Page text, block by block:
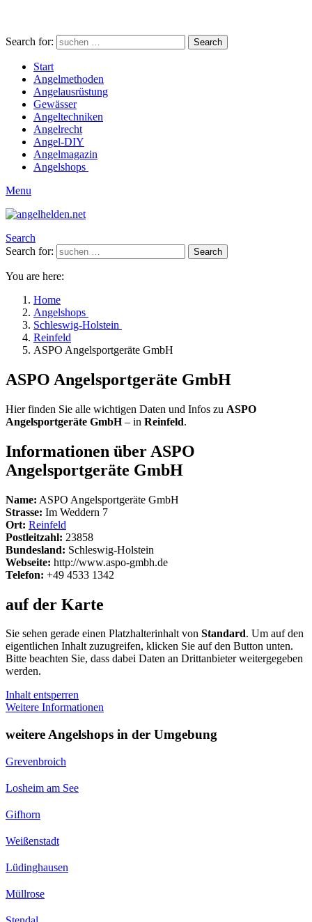
Search for: Search
Start
Angelmethoden
Angelausrüstung
Gewässer
Angeltechniken
Angelrecht
Angel-DIY
Angelmagazin
Angelshops
Menu
Search
Search for:
Search
You are here:
Home
Angelshops
Schleswig-Holstein
Reinfeld
ASPO Angelsportgeräte GmbH
ASPO Angelsportgeräte GmbH
Hier finden Sie alle wichtigen Daten und Infos zu ASPO
Angelsportgeräte GmbH– in Reinfeld.
Informationen über ASPO
Angelsportgeräte GmbH
Name: ASPO Angelsportgeräte GmbH
Strasse: Im Weddern 7
Ort: Reinfeld
Postleitzahl: 23858
Bundesland: Schleswig-Holstein
Webseite: http://www.aspo-gmbh.de
Telefon: +49 4533 1342
auf der Karte
Sie sehen gerade einen Platzhalterinhalt von Standard. Um auf den
eigentlichen Inhalt zuzugreifen, klicken Sie auf den Button unten.
Bitte beachten Sie, dass dabei Daten an Drittanbieter weitergegeben
werden.
Inhalt entsperren
Weitere Informationen
weitere Angelshops in der Umgebung
Grevenbroich
Losheim am See
Gifhorn
Weißenstadt
Lüdinghausen
Müllrose